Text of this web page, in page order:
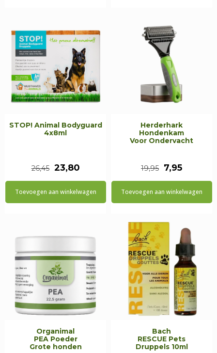
STOP! Animal Bodyguard
4x8ml
26,45 Oorspronkelijke
prijs
23,80Huidige
prijs
is:
Toevoegen aan winkelwagen
Herderhark
Hondenkam
Voor Ondervacht
19,95
prijs
7,95Huidige
prijs
Toevoegen aan winkelwagen
Organimal
PEA Poeder
Grote honden
Bach
RESCUE Pets
Druppels 10ml